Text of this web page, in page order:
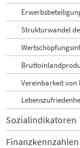
Strukturwandel
Vereinbarkeit von
Sozialindikatoren